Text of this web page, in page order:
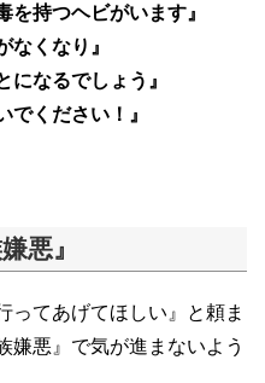
を持つヘビがいます』
なくなり』
になるでしょう』
でください！』
悪』
ってあげてほしい』と頼ま
嫌悪』で気が進まないよう